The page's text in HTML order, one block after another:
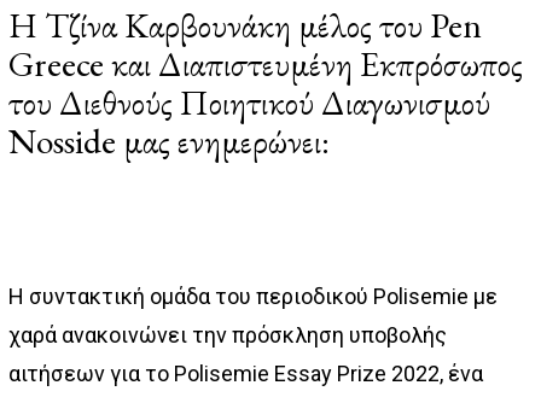
Η Τζίνα Καρβουνάκη μέλος του Pen
Greece και Διαπιστευμένη Εκπρόσωπος
του Διεθνούς Ποιητικού Διαγωνισμού
Nosside μας ενημερώνει:
H συντακτική ομάδα του περιοδικού Polisemie με
χαρά ανακοινώνει την πρόσκληση υποβολής
αιτήσεων για το Polisemie Essay Prize 2022, ένα